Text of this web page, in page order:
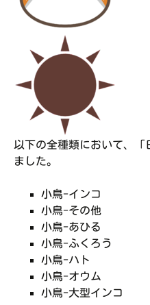
以下の全種類において、
ました。
小鳥-インコ
小鳥-その他
小鳥-あひる
小鳥-ふくろう
小鳥-ハト
小鳥-オウム
小鳥-大型インコ